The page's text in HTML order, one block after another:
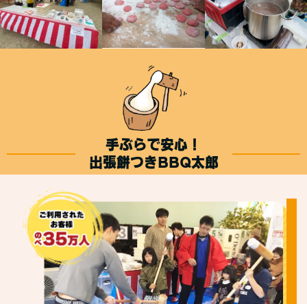
手ぶらで安心！
出張餅つきBBQ太郎